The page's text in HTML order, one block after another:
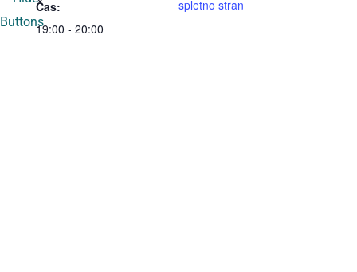
Čas:
19:00 - 20:00
spletno stran